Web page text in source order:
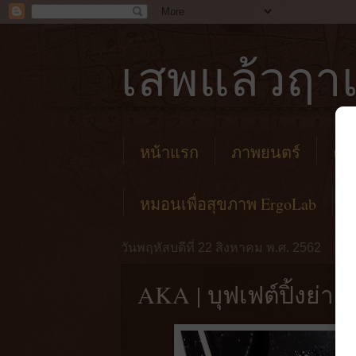
เสพแล้วฤา
หน้าแรก ภาพยนตร์ คา
หมอนเพื่อสุขภาพ ErgoLab
วันพฤหัสบดีที่ 22 สิงหาคม พ.ศ. 2562
AKA | บุฟเฟต์ปิ้งย่า